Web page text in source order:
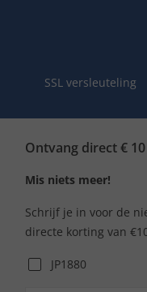
SSL versleuteling
Ontvang direct €
Mis niets meer!
Schrijf je in voor de
directe korting van
JP1880